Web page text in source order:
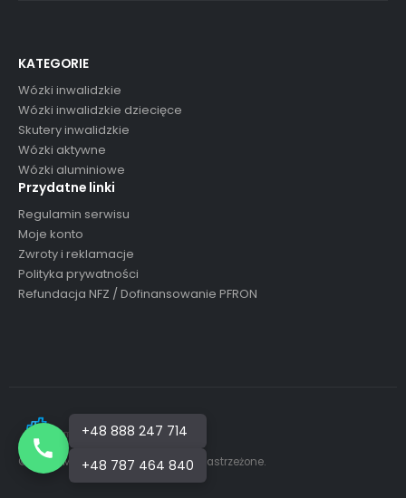
KATEGORIE
Wózki inwalidzkie
Wózki inwalidzkie dziecięce
Skutery inwalidzkie
Wózki aktywne
Wózki aluminiowe
Przydatne linki
Regulamin serwisu
Moje konto
Zwroty i reklamacje
Polityka prywatności
Refundacja NFZ / Dofinansowanie PFRON
© MONI-MED 2026 Wszelkie prawa zastrzeżone.
+48 888 247 714
+48 787 464 840